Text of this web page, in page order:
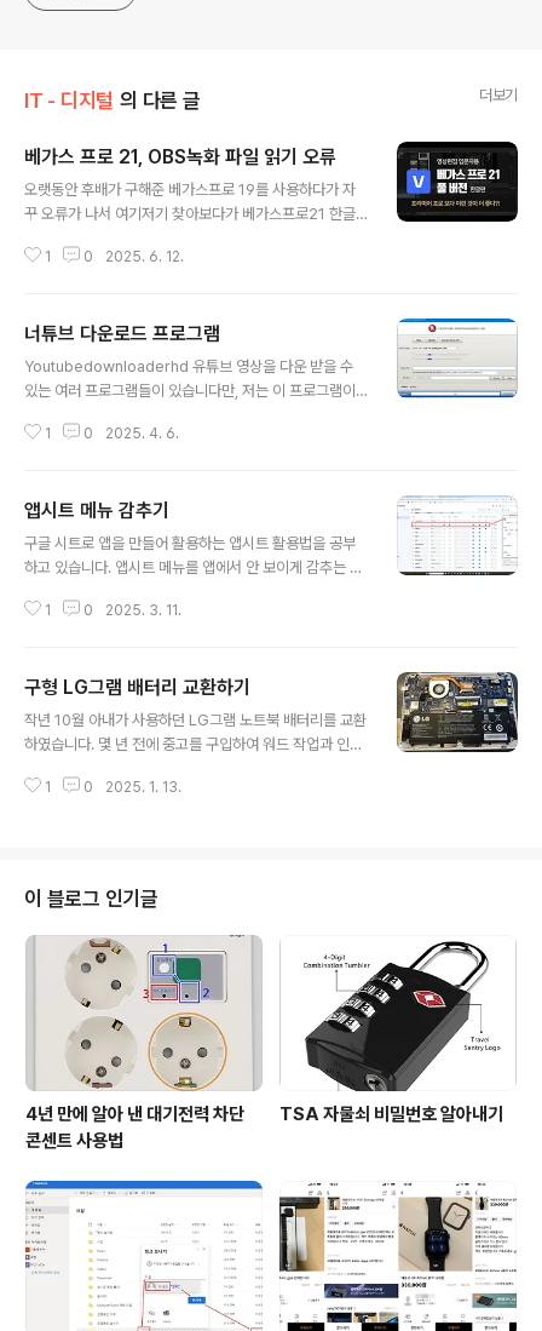
IT - 디지털 의 다른 글 더보기
베가스 프로 21, OBS녹화 파일 읽기 오류
오랫동안 후배가 구해준 베가스프로 19를 사용하다가 자
꾸 오류가 나서 여기저기 찾아보다가 베가스프로21 한글
에 정품 구입이 가능하다는 어느 블로거 포스팅을 보고 어
글판 정품을 구입하였습니다. 인터넷 검색을 하다 39,000
원에 정품 구입이 가능하다는 어느 블로거 포스팅을 보고
URBAN SYNC 에서 구입하였습니다. 아마도 국내총판
다운로드 받아서 정식 인증번호를 사용해서 컴퓨터에 설치
1 0 2025. 6. 12.
너튜브 다운로드 프로그램
Youtubedownloaderhd 유튜브 영상을 다운 받을 수
있는 여러 프로그램들이 있습니다만, 저는 이 프로그램이
튜브에서 다운로더가 안 될 때가 있습니다만, 꾸준히 업데
ader HD - Download Video for FreeYoutube Do
wnloader HD is a FREEWARE tool. It contains abs
olutely NO ADWARE, NO SPYWARE, NO REGIST
wanted software.www..
1 0 2025. 4. 6.
앱시트 메뉴 감추기
구글 시트로 앱을 만들어 활용하는 앱시트 활용법을 공부
하고 있습니다. 앱시트 메뉴를 앱에서 안 보이게 감추는 방
않게 하는 방법입니다. 가장 일반적인 방법은 show? 항목
스에 나와 있는 에러메시지가 뜹니다. 앱을 사용하지 못하
는 것은 아니지만, 에러 메시지가 나타나는 것이 찜찜해서
전문가이신 김종원 선생님께 도움을 요청하였습니다. 두
rder를 Manual에서 id를 제거합니다. 앱시트 활용법을
1 0 2025. 3. 11.
구형 LG그램 배터리 교환하기
작년 10월 아내가 사용하던 LG그램 노트북 배터리를 교환
하였습니다. 몇 년 전에 중고를 구입하여 워드 작업과 인터
어 전원 연결을 하지 않으면 5분도 사용할 수 없는 상태가
스 https://ko.aliexpress.com/item/10050019771
04277.html?spm=a2g0o.order_list.order_list_m
ain.11.2514140feohshI&gatewayAdapt=glo2ko
r LG 정품 배터리를 빼내고 알리익스프레스에서 구입한
새로운 배터리로 교체하였..
1 0 2025. 1. 13.
이 블로그 인기글
4년 만에 알아 낸 대기전력 차단
콘센트 사용법
TSA 자물쇠 비밀번호 알아내기